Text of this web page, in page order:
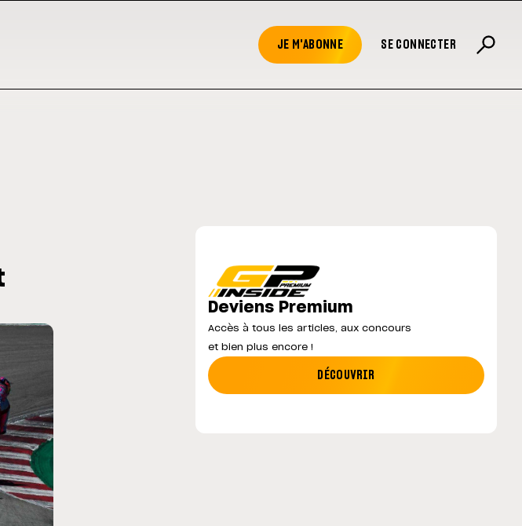
JE M'ABONNE SE CONNECTER
l'opération et vise un retour en
MotoGP : les cinq constructeurs signent un
Deviens Premium
Accès à tous les articles, aux concours
et bien plus encore !
DÉCOUVRIR